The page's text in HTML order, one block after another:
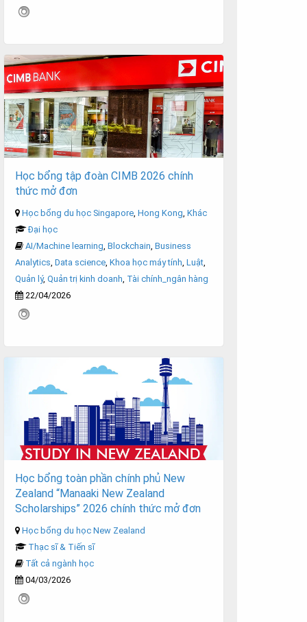
Học bổng tập đoàn CIMB 2026 chính
thức mở đơn
Học bổng du học Singapore, Hong Kong, Khác
Đại học
AI/Machine learning, Blockchain, Business
Analytics, Data science, Khoa học máy tính, Luật,
Quản lý, Quản trị kinh doanh, Tài chính_ngân hàng
22/04/2026
Học bổng toàn phần chính phủ New
Zealand “Manaaki New Zealand
Scholarships” 2026 chính thức mở đơn
Học bổng du học New Zealand
Thạc sĩ & Tiến sĩ
Tất cả ngành học
04/03/2026